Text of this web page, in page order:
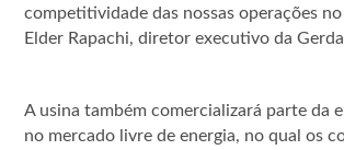
competitividade das nossas operações no
Elder Rapachi, diretor executivo da
A usina também comercializará parte da
no mercado livre de energia, no qual os